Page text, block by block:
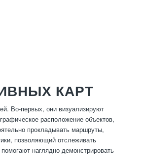
КАРТ
Во-первых, они визуализируют
расположение объектов,
прокладывать маршруты,
позволяющий отслеживать
наглядно демонстрировать